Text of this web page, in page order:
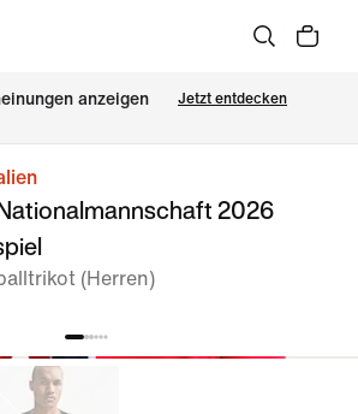
anzeigen Jetzt entdecken
2026
(Herren)